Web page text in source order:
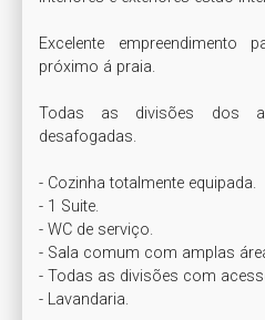
Excelente empreendimento
próximo á praia.
Todas as divisões dos
desafogadas.
- Cozinha totalmente equipada.
- 1 Suite.
- WC de serviço.
- Sala comum com amplas
- Todas as divisões com
- Lavandaria.